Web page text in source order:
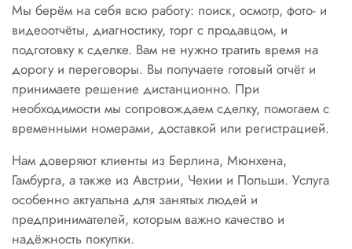
Мы берём на себя всю работу: поиск, осмотр, фото- и
видеоотчёты, диагностику, торг с продавцом, и
подготовку к сделке. Вам не нужно тратить время на
дорогу и переговоры. Вы получаете готовый отчёт и
принимаете решение дистанционно. При
необходимости мы сопровождаем сделку, помогаем с
временными номерами, доставкой или регистрацией.
Нам доверяют клиенты из Берлина, Мюнхена,
Гамбурга, а также из Австрии, Чехии и Польши. Услуга
особенно актуальна для занятых людей и
предпринимателей, которым важно качество и
надёжность покупки.